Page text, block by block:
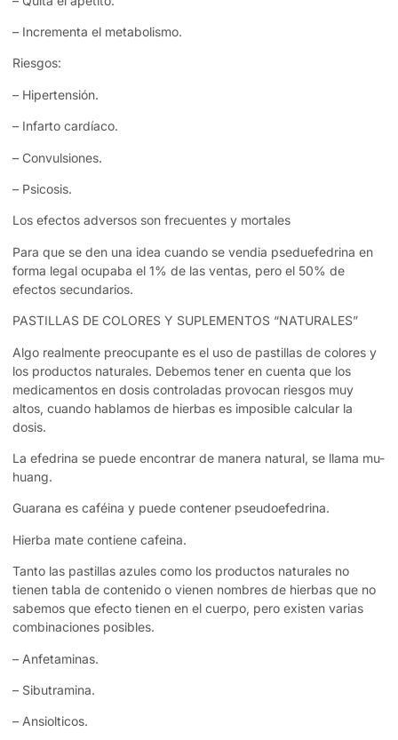
– Incrementa el metabolismo.
Riesgos:
– Hipertensión.
– Infarto cardíaco.
– Convulsiones.
– Psicosis.
Los efectos adversos son frecuentes y mortales
Para que se den una idea cuando se vendia pseduefedrina en
forma legal ocupaba el 1% de las ventas, pero el 50% de
efectos secundarios.
PASTILLAS DE COLORES Y SUPLEMENTOS “NATURALES”
Algo realmente preocupante es el uso de pastillas de colores y
los productos naturales. Debemos tener en cuenta que los
medicamentos en dosis controladas provocan riesgos muy
altos, cuando hablamos de hierbas es imposible calcular la
dosis.
La efedrina se puede encontrar de manera natural, se llama mu-
huang.
Guarana es caféina y puede contener pseudoefedrina.
Hierba mate contiene cafeina.
Tanto las pastillas azules como los productos naturales no
tienen tabla de contenido o vienen nombres de hierbas que no
sabemos que efecto tienen en el cuerpo, pero existen varias
combinaciones posibles.
– Anfetaminas.
– Sibutramina.
– Ansiolticos.